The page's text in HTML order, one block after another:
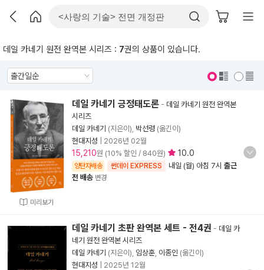
데일 카네기 원전 완역본 시리즈 : 7권의 상품이 있습니다.
미리보기
데일 카네기 긍정태도론 - 데일 카네기 원전 완역본
시리즈
데일 카네기 (지은이), 박선령 (옮긴이)
현대지성
2026년 02월
15,210원 (10% 할인 / 840원) 10.0
양탄자배송 썬데이 EXPRESS 내일 (월) 아침 7시 출근
전 배송 변경
데일 카네기 초판 완역본 세트 - 전4권 - 데일 카
네기 원전 완역본 시리즈
데일 카네기 (지은이), 임상훈 이종인 (옮긴이)
현대지성
2025년 12월